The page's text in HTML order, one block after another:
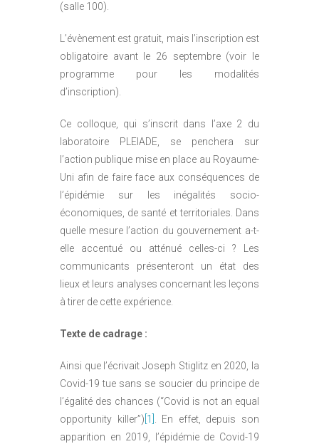
(salle 100).
L’évènement est gratuit, mais l’inscription est
obligatoire avant le 26 septembre (voir le
programme pour les modalités
d’inscription).
Ce colloque, qui s’inscrit dans l’axe 2 du
laboratoire PLEIADE, se penchera sur
l’action publique mise en place au Royaume-
Uni afin de faire face aux conséquences de
l’épidémie sur les inégalités socio-
économiques, de santé et territoriales. Dans
quelle mesure l’action du gouvernement a-t-
elle accentué ou atténué celles-ci ? Les
communicants présenteront un état des
lieux et leurs analyses concernant les leçons
à tirer de cette expérience.
Texte de cadrage :
Ainsi que l’écrivait Joseph Stiglitz en 2020, la
Covid-19 tue sans se soucier du principe de
l’égalité des chances (“Covid is not an equal
opportunity killer”) [1] . En effet, depuis son
apparition en 2019, l’épidémie de Covid-19